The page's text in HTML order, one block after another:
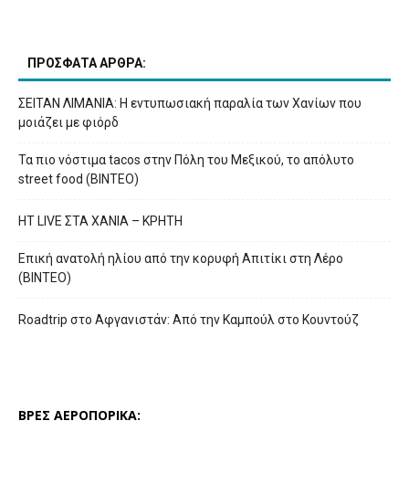
ΠΡΟΣΦΑΤΑ ΑΡΘΡΑ:
ΣΕΙΤΑΝ ΛΙΜΑΝΙΑ: Η εντυπωσιακή παραλία των Χανίων που
μοιάζει με φιόρδ
Τα πιο νόστιμα tacos στην Πόλη του Μεξικού, το απόλυτο
street food (ΒΙΝΤΕΟ)
HT LIVE ΣΤΑ ΧΑΝΙΑ – ΚΡΗΤΗ
Επική ανατολή ηλίου από την κορυφή Απιτίκι στη Λέρο
(ΒΙΝΤΕΟ)
Roadtrip στο Αφγανιστάν: Από την Καμπούλ στο Κουντούζ
ΒΡΕΣ ΑΕΡΟΠΟΡΙΚΑ: